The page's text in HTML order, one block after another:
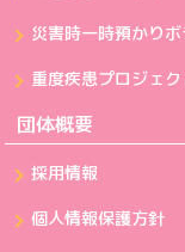
災害時一時預かり
重度疾患プロジェク
団体概要
採用情報
個人情報保護方針